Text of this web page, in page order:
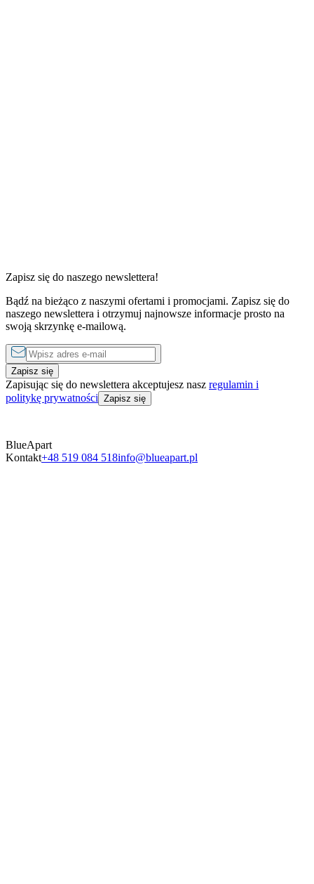
od200 złdo515 zł za noc
Zapisz się do naszego newslettera!
Bądź na bieżąco z naszymi ofertami i promocjami. Zapisz się do
naszego newslettera i otrzymuj najnowsze informacje prosto na
swoją skrzynkę e-mailową.
Zapisz się
Zapisując się do newslettera akceptujesz nasz regulamin i
politykę prywatności Zapisz się
BlueApart
Kontakt+48 519 084 518info@blueapart.pl